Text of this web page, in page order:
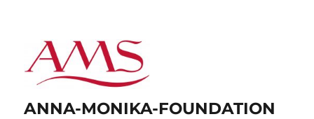
ANNA-MONIKA-FOUNDATION